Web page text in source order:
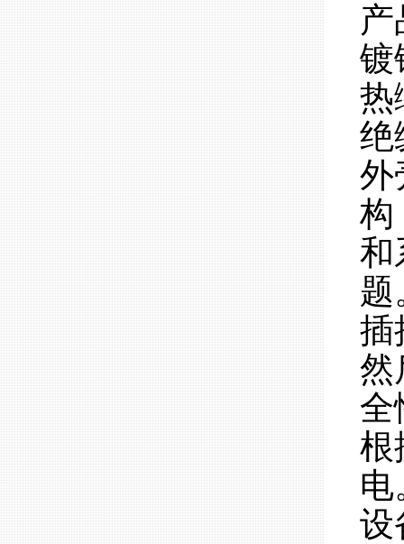
镀
热
绝
外
构
和
题
插
然
全
根
电
设